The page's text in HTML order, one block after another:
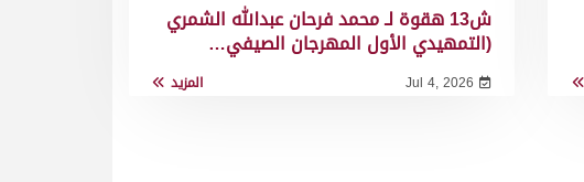
ش13 هقوة لـ محمد فرحان عبدالله الشمري
(التمهيدي الأول المهرجان الصيفي…
Jul 4, 2026 المزيد